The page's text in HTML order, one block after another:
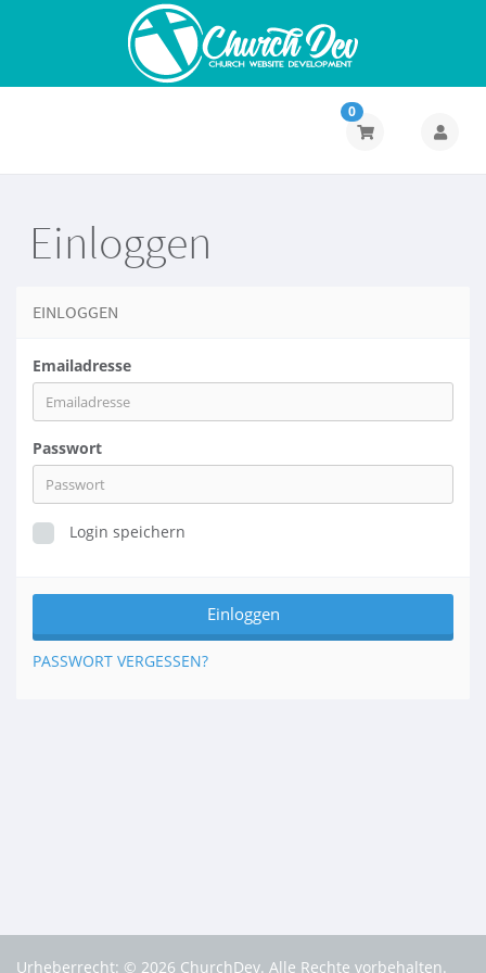
0
Einloggen
EINLOGGEN
Emailadresse
Passwort
Login speichern
PASSWORT VERGESSEN?
Urheberrecht: © 2026 ChurchDev. Alle Rechte vorbehalten.